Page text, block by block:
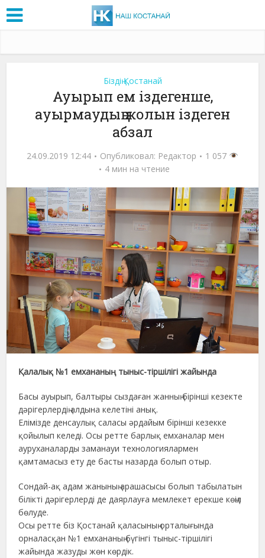
Біздің Қостанай
Ауырып ем іздегенше,
ауырмаудың жолын іздеген
абзал
24.09.2019 12:44 Опубликовал: Редактор
1 057
4 мин на чтение
Қалалық №1 емхананың тыныс-тіршілігі жайында
Басы ауырып, балтыры сыздаған жанның бірінші кезекте
дәрігерлердің алдына келетіні анық.
Елімізде денсаулық саласы әрдайым бірінші кезекке
қойылып келеді. Осы ретте барлық емханалар мен
ауруханаларды заманауи технологиялармен
қамтамасыз ету де басты назарда болып отыр.
Сондай-ақ адам жанының арашасысы болып табылатын
білікті дәрігерлерді де даярлауға мемлекет ерекше көңіл
бөлуде.
Осы ретте біз Қостанай қаласының орталығында
орналасқан №1 емхананың бүгінгі тыныс-тіршілігі
жайында жазуды жөн көрдік.